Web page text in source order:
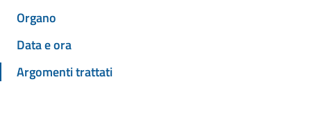
Organo
Data e ora
Argomenti trattati